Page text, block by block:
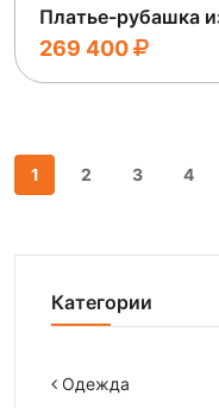
Платье-рубашка
269 400
1 2 3 4
Категории
Одежда